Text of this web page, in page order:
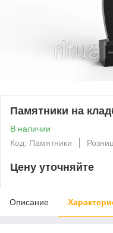
Памятники на
В наличии
Код: Памятники
Цену уточняйте
Описание